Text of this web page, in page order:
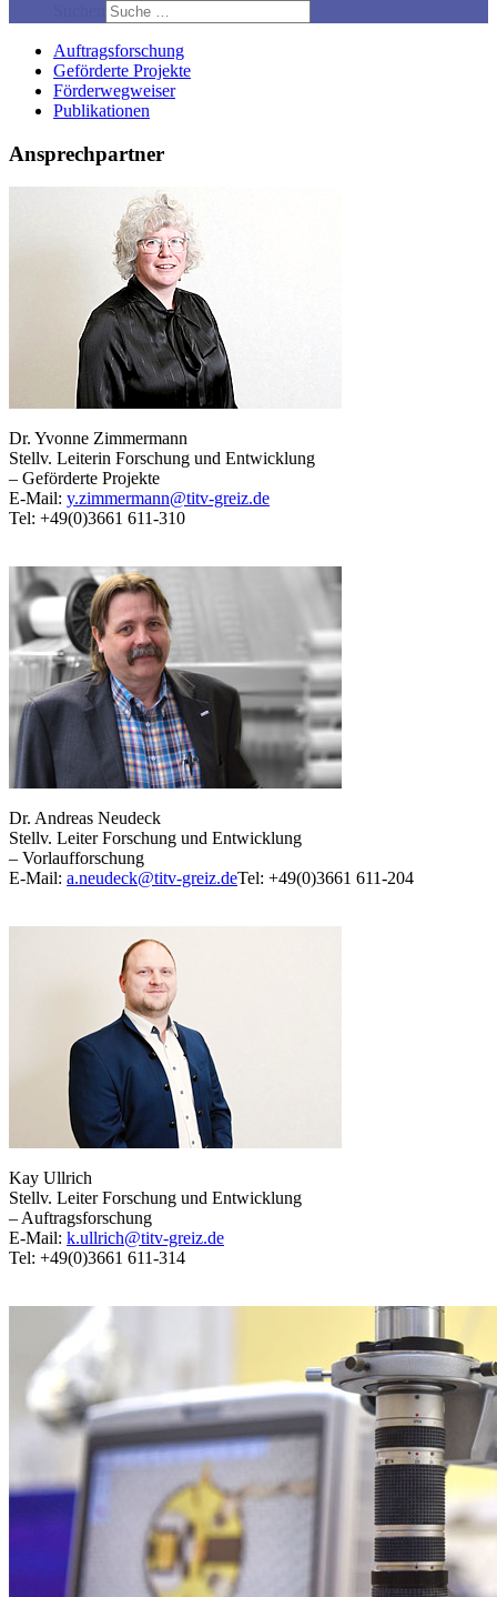
Auftragsforschung
Geförderte Projekte
Förderwegweiser
Publikationen
Ansprechpartner
Dr. Yvonne Zimmermann
Stellv. Leiterin Forschung und Entwicklung
– Geförderte Projekte
E-Mail: y.zimmermann@titv-greiz.de
Tel: +49(0)3661 611-310
Dr. Andreas Neudeck
Stellv. Leiter Forschung und Entwicklung
– Vorlaufforschung
E-Mail: a.neudeck@titv-greiz.deTel: +49(0)3661 611-204
Kay Ullrich
Stellv. Leiter Forschung und Entwicklung
– Auftragsforschung
E-Mail: k.ullrich@titv-greiz.de
Tel: +49(0)3661 611-314